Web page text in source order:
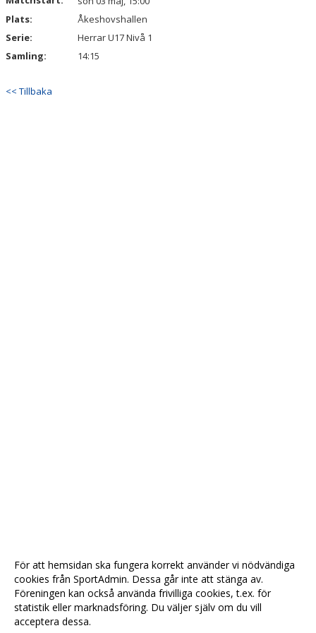
Plats:
Åkeshovshallen
Serie:
Herrar U17 Nivå 1
Samling:
14:15
<< Tillbaka
För att hemsidan ska fungera korrekt använder vi nödvändiga
cookies från SportAdmin. Dessa går inte att stänga av.
Föreningen kan också använda frivilliga cookies, t.ex. för
statistik eller marknadsföring. Du väljer själv om du vill
acceptera dessa.